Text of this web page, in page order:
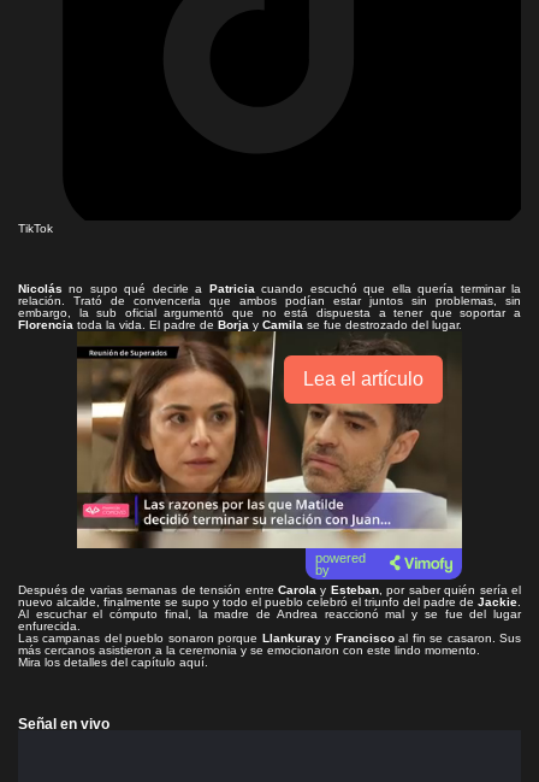
TikTok
Nicolás no supo qué decirle a Patricia cuando escuchó que ella quería terminar la
relación. Trató de convencerla que ambos podían estar juntos sin problemas, sin
embargo, la sub oficial argumentó que no está dispuesta a tener que soportar a
Florencia toda la vida. El padre de Borja y Camila se fue destrozado del lugar.
Lea el artículo
powered
by
Después de varias semanas de tensión entre Carola y Esteban, por saber quién sería el
nuevo alcalde, finalmente se supo y todo el pueblo celebró el triunfo del padre de Jackie
Al escuchar el cómputo final, la madre de Andrea reaccionó mal y se fue del lugar
enfurecida.
Las campanas del pueblo sonaron porque Llankurayy Franciscoal fin se casaron. Sus
más cercanos asistieron a la ceremonia y se emocionaron con este lindo momento.
Mira los detalles del capítulo aquí.
Señal en vivo